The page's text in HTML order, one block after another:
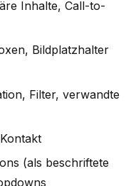
Inhalte, Call-to-
Bildplatzhalter
Filter, verwandte
(als beschriftete